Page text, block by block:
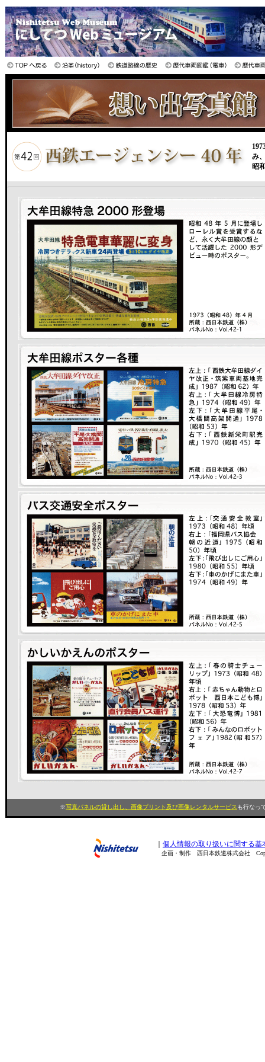
み
昭
※写真パネルの貸し出し、画像プリント及び画像レンタルサービス も行なっ
個人情報の取り扱いに関する基
企画・制作 西日本鉄道株式会社